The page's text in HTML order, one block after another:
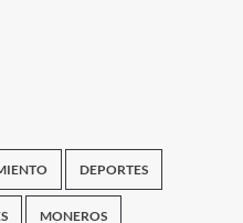
DEPORTES
MONEROS